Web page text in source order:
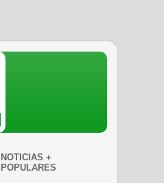
NOTICIAS +
POPULARES